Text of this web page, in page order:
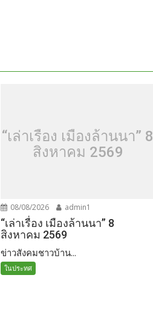
“เล่าเรื่อง เมืองล้านนา” 8
สิงหาคม 2569
08/08/2026 admin1
“เล่าเรื่อง เมืองล้านนา” 8
สิงหาคม 2569
ข่าวสังคมชาวบ้าน...
ในประทศ